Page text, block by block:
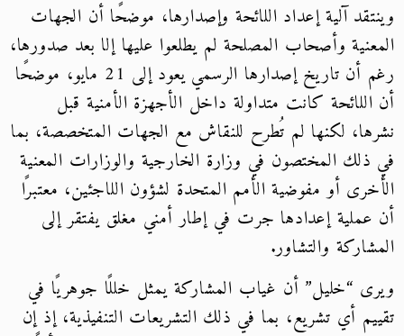
وينتقد آلية إعداد اللائحة وإصدارها، موضحًا أن الجهات
المعنية وأصحاب المصلحة لم يطلعوا عليها إلا بعد صدورها،
رغم أن تاريخ إصدارها الرسمي يعود إلى 21 مايو، موضحًا
أن اللائحة كانت متداولة داخل الأجهزة الأمنية قبل
نشرها، لكنها لم تُطرح للنقاش مع الجهات المتخصصة، بما
في ذلك المختصون في وزارة الخارجية والوزارات المعنية
الأخرى أو مفوضية الأمم المتحدة لشؤون اللاجئين، معتبرًا
أن عملية إعدادها جرت في إطار أمني مغلق يفتقر إلى
المشاركة والتشاور.
ويرى “خليل” أن غياب المشاركة يمثل خللًا جوهريًا في
تقييم أي تشريع، بما في ذلك التشريعات التنفيذية، إذ إن